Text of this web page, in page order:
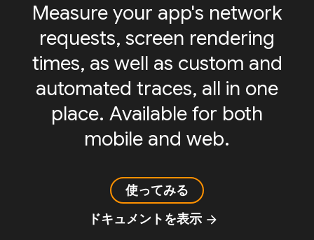
Measure your app's network
requests, screen rendering
times, as well as custom and
automated traces, all in one
place. Available for both
mobile and web.
使ってみる
ドキュメントを表示 arrow_forward